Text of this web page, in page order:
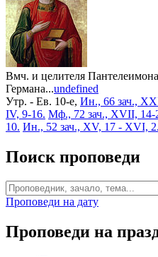
Вмч. и целителя
Германа...undefined
Утр. - Ев. 10-е, Ин., 66 зач.,
IV, 9-16. Мф., 72 зач., XVII, 14-
10. Ин., 52 зач., XV, 17 - XVI, 2.
Поиск проповеди
Проповеди на дату
Проповеди на